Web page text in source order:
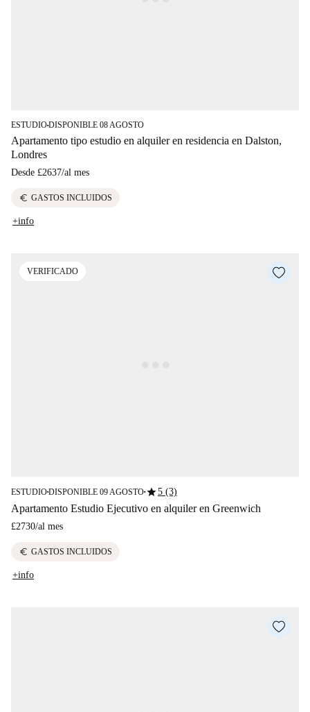
ESTUDIO■DISPONIBLE 08 AGOSTO
Apartamento tipo estudio en alquiler en residencia en Dalston,
Londres
Desde £2637/al mes
euro GASTOS INCLUIDOS
+info
VERIFICADO
ESTUDIO■DISPONIBLE 09 AGOSTO■star5 (3)
Apartamento Estudio Ejecutivo en alquiler en Greenwich
£2730/al mes
euro GASTOS INCLUIDOS
+info